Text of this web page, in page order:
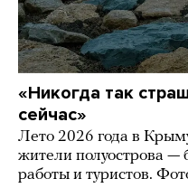
«Никогда так
сейчас»
Лето 2026 года в
жители полуострова —
работы и туристов.